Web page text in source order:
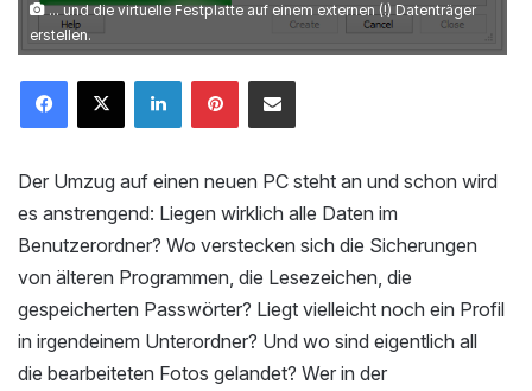
... und die virtuelle Festplatte auf einem externen (!) Datenträger
erstellen.
Der Umzug auf einen neuen PC steht an und schon wird
es anstrengend: Liegen wirklich alle Daten im
Benutzerordner? Wo verstecken sich die Sicherungen
von älteren Programmen, die Lesezeichen, die
gespeicherten Passwörter? Liegt vielleicht noch ein Profil
in irgendeinem Unterordner? Und wo sind eigentlich all
die bearbeiteten Fotos gelandet? Wer in der